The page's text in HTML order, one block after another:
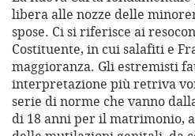
libera alle nozze delle
spose. Ci si riferisce ai
Costituente, in cui salafiti e
maggioranza. Gli estremisti
interpretazione più retriva
serie di norme che vanno
di 18 anni per il matrimonio,